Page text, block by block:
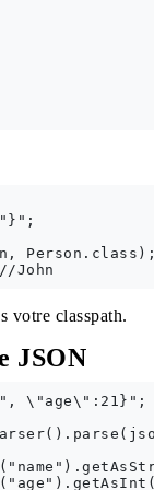
votre classpath.
JSON
\"age\":21}";